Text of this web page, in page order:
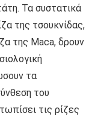
Τα συστατικά
της τσουκνίδας,
της Maca, δρουν
τα
του
τις ρίζες